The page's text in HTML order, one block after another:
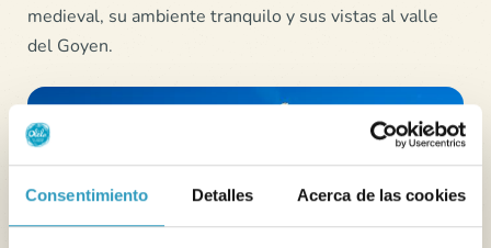
Consentimiento Detalles Acerca de las cookies
medieval, su ambiente tranquilo y sus vistas al valle
del Goyen.